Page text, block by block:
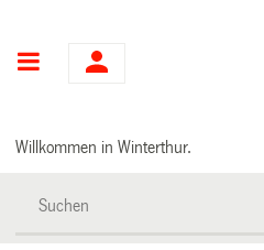
Hauptnavigation
Willkommen in Winterthur.